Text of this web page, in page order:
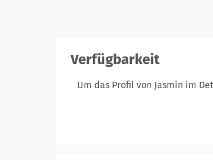
Verfügbarkeit
Um das Profil von Jasmin im